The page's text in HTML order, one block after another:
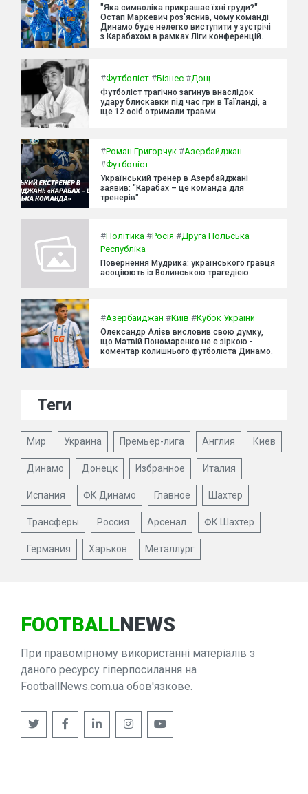
"Яка символіка прикрашає їхні груди?"
Остап Маркевич роз'яснив, чому команді
Динамо буде нелегко виступити у зустрічі
з Карабахом в рамках Ліги конференцій.
#Футболіст #Бізнес #Дощ
Футболіст трагічно загинув внаслідок
удару блискавки під час гри в Таїланді, а
ще 12 осіб отримали травми.
#Роман Григорчук #Азербайджан
#Футболіст
Український тренер в Азербайджані
заявив: "Карабах – це команда для
тренерів".
#Політика #Росія #Друга Польська
Республіка
Повернення Мудрика: українського гравця
асоціюють із Волинською трагедією.
#Азербайджан #Київ #Кубок України
Олександр Алієв висловив свою думку,
що Матвій Пономаренко не є зіркою -
коментар колишнього футболіста Динамо.
Теги
Мир Украина Премьер-лига Англия Киев
Динамо Донецк Избранное Италия
Испания ФК Динамо Главное Шахтер
Трансферы Россия Арсенал ФК Шахтер
Германия Харьков Металлург
FOOTBALLNEWS
При правомірному використанні матеріалів з
даного ресурсу гіперпосилання на
FootballNews.com.ua обов'язкове.